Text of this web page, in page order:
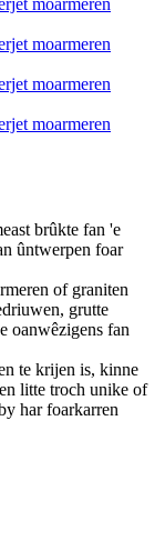
brûkte fan 'e
ûntwerpen foar
of graniten
grutte
oanwêzigens fan
te krijen is, kinne
litte troch unike of
har foarkarren